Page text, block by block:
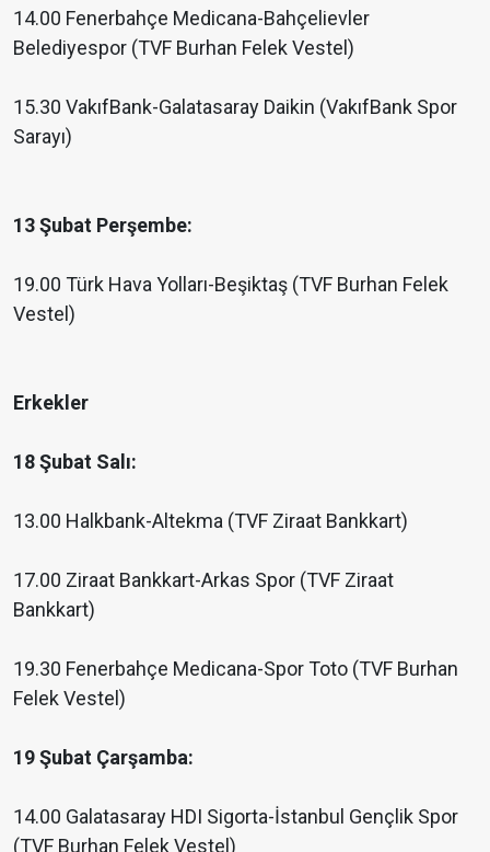
14.00 Fenerbahçe Medicana-Bahçelievler
Belediyespor (TVF Burhan Felek Vestel)
15.30 VakıfBank-Galatasaray Daikin (VakıfBank Spor
Sarayı)
13 Şubat Perşembe:
19.00 Türk Hava Yolları-Beşiktaş (TVF Burhan Felek
Vestel)
Erkekler
18 Şubat Salı:
13.00 Halkbank-Altekma (TVF Ziraat Bankkart)
17.00 Ziraat Bankkart-Arkas Spor (TVF Ziraat
Bankkart)
19.30 Fenerbahçe Medicana-Spor Toto (TVF Burhan
Felek Vestel)
19 Şubat Çarşamba:
14.00 Galatasaray HDI Sigorta-İstanbul Gençlik Spor
(TVF Burhan Felek Vestel)